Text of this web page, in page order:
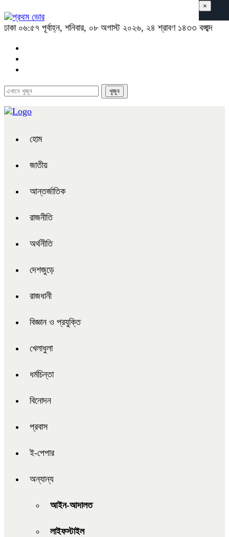
ঢাকা ০৬:৫৭ পূর্বাহ্ন, শনিবার, ০৮ অগাস্ট ২০২৬, ২৪ শ্রাবণ ১৪৩৩ বঙ্গাব্দ
হোম
জাতীয়
আন্তর্জাতিক
রাজনীতি
অর্থনীতি
দেশজুড়ে
রাজধানী
বিজ্ঞান ও প্রযুক্তি
খেলাধুলা
ধর্মচিন্তা
বিনোদন
প্রবাস
ই-পেপার
অন্যান্য
আইন-আদালত
লাইফস্টাইল
×